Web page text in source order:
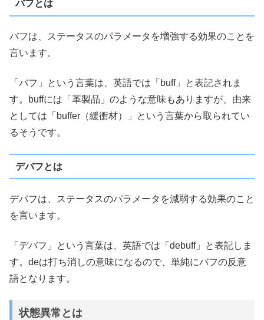
バフとは
バフは、ステータスのパラメータを増強する効果のことを
言います。
「バフ」という言葉は、英語では「buff」と表記されま
す。buffには「革製品」のような意味もありますが、由来
としては「buffer（緩衝材）」という言葉から取られてい
るそうです。
デバフとは
デバフは、ステータスのパラメータを減弱する効果のこと
を言います。
「デバフ」という言葉は、英語では「debuff」と表記しま
す。deは打ち消しの意味になるので、単純にバフの反意
語となります。
状態異常とは